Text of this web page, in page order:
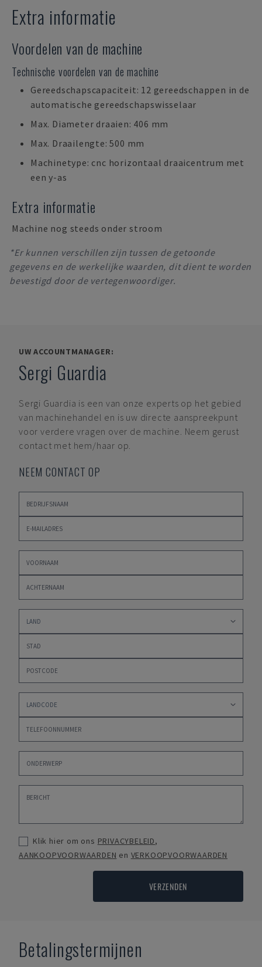
Extra informatie
Voordelen van de machine
Technische voordelen van de machine
Gereedschapscapaciteit: 12 gereedschappen in de
automatische gereedschapswisselaar
Max. Diameter draaien: 406 mm
Max. Draailengte: 500 mm
Machinetype: cnc horizontaal draaicentrum met
een y-as
Extra informatie
Machine nog steeds onder stroom
*Er kunnen verschillen zijn tussen de getoonde
gegevens en de werkelijke waarden, dit dient te worden
bevestigd door de vertegenwoordiger.
UW ACCOUNTMANAGER:
Sergi Guardia
Sergi Guardia is een van onze experts op het gebied
van machinehandel en is uw directe aanspreekpunt
voor verdere vragen over de machine. Neem gerust
contact met hem/haar op.
NEEM CONTACT OP
Klik hier om ons PRIVACYBELEID,
AANKOOPVOORWAARDEN en VERKOOPVOORWAARDEN
VERZENDEN
Betalingstermijnen